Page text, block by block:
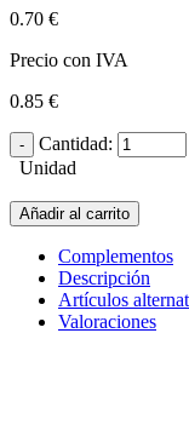
0.70 €
Precio con IVA
0.85 €
Cantidad:
Unidad
Añadir al carrito
Complementos
Descripción
Artículos
Valoraciones